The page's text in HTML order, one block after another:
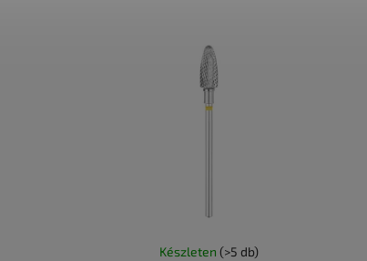
Készleten (>5 db)